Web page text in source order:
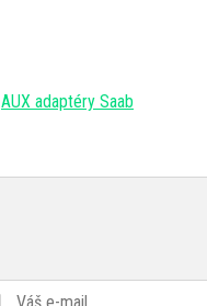
AUX adaptéry Saab